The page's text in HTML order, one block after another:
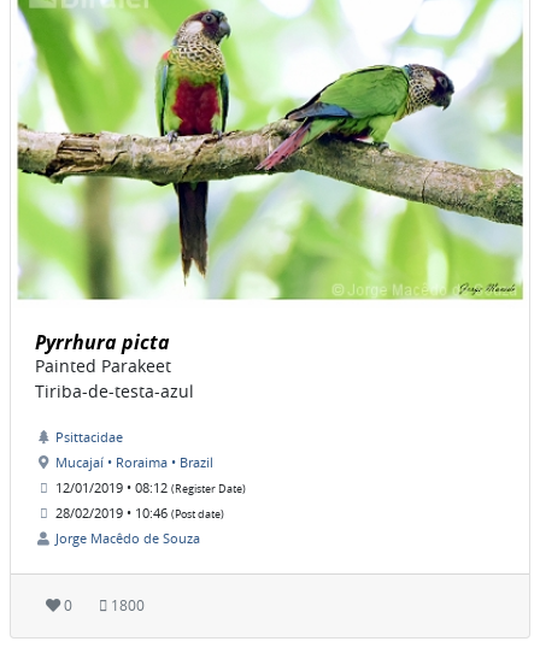
Pyrrhura picta
Painted Parakeet
Tiriba-de-testa-azul
Psittacidae
Mucajaí • Roraima • Brazil
12/01/2019 • 08:12 (Register Date)
28/02/2019 • 10:46 (Post date)
Jorge Macêdo de Souza
0 1800